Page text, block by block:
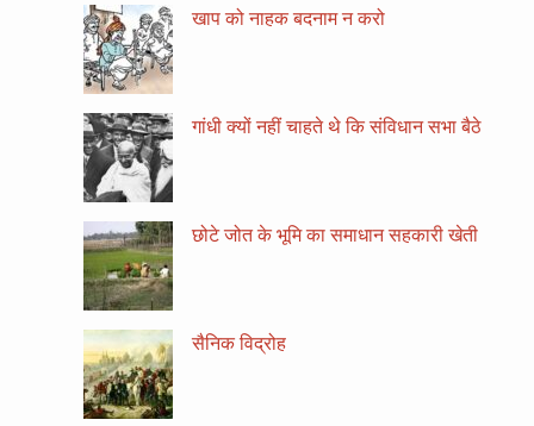
खाप को नाहक बदनाम न करो
गांधी क्यों नहीं चाहते थे कि संविधान सभा बैठे
छोटे जोत के भूमि का समाधान सहकारी खेती
सैनिक विद्रोह